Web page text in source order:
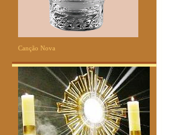
Canção Nova